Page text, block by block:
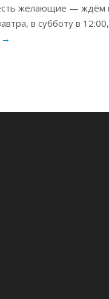
желающие — ждём
в субботу в
→